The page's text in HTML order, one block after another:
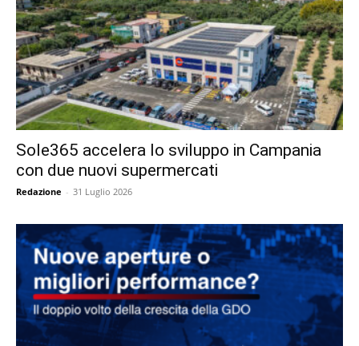
Sole365 accelera lo sviluppo in Campania
con due nuovi supermercati
Redazione - 31 Luglio 2026